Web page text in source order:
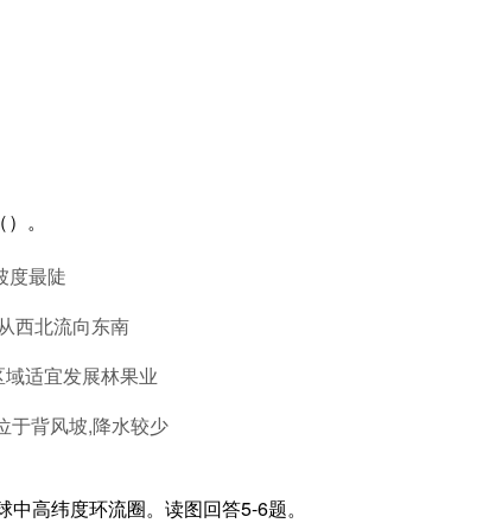
。
度最陡
西北流向东南
适宜发展林果业
于背风坡,降水较少
中高纬度环流圈。读图回答5-6题。